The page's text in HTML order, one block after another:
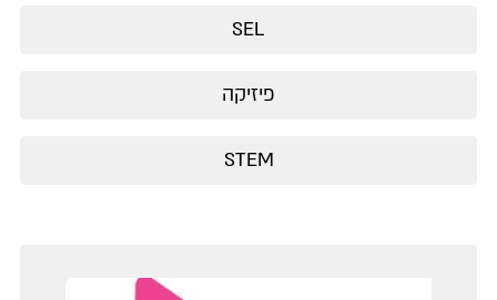
SEL
פיזיקה
STEM